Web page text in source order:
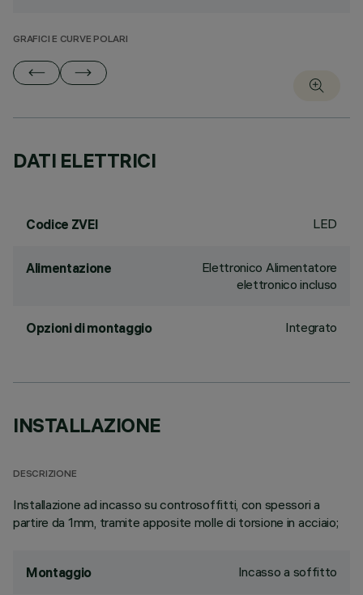
GRAFICI E CURVE POLARI
DATI ELETTRICI
Codice ZVEI LED
Alimentazione
Elettronico Alimentatore
elettronico incluso
Opzioni di montaggio Integrato
INSTALLAZIONE
DESCRIZIONE
Installazione ad incasso su controsoffitti, con spessori a
partire da 1mm, tramite apposite molle di torsione in acciaio;
Montaggio Incasso a soffitto